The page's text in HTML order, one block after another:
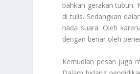
bahkan gerakan tubuh.
di tulis. Sedangkan
nada suara. Oleh
dengan benar oleh
Kemudian pesan juga